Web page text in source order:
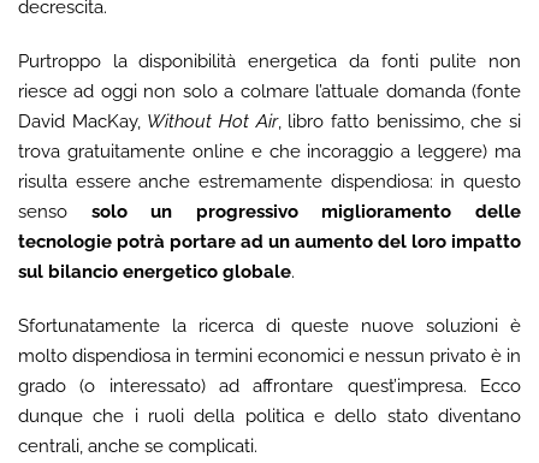
decrescita.
Purtroppo la disponibilità energetica da fonti pulite non
riesce ad oggi non solo a colmare l’attuale domanda (fonte
David MacKay, Without Hot Air, libro fatto benissimo, che si
trova gratuitamente online e che incoraggio a leggere) ma
risulta essere anche estremamente dispendiosa: in questo
senso solo un progressivo miglioramento delle
tecnologie potrà portare ad un aumento del loro impatto
sul bilancio energetico globale.
Sfortunatamente la ricerca di queste nuove soluzioni è
molto dispendiosa in termini economici e nessun privato è in
grado (o interessato) ad affrontare quest’impresa. Ecco
dunque che i ruoli della politica e dello stato diventano
centrali, anche se complicati.